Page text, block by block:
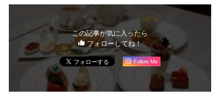
この記事が気に入ったら
フォローしてね！
Follow Me